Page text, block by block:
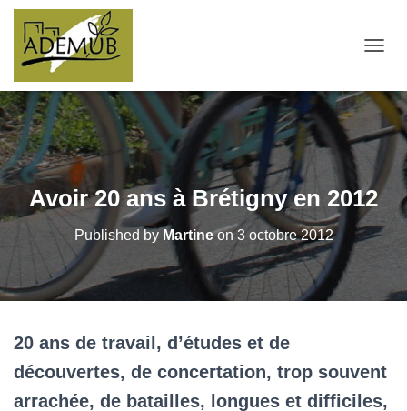
Avoir 20 ans à Brétigny en 2012
Published by Martineon3 octobre 2012
20 ans de travail, d’études et de
découvertes, de concertation, trop souvent
arrachée, de batailles, longues et difficiles,